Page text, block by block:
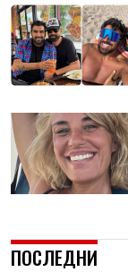
ПОСЛЕДНИ